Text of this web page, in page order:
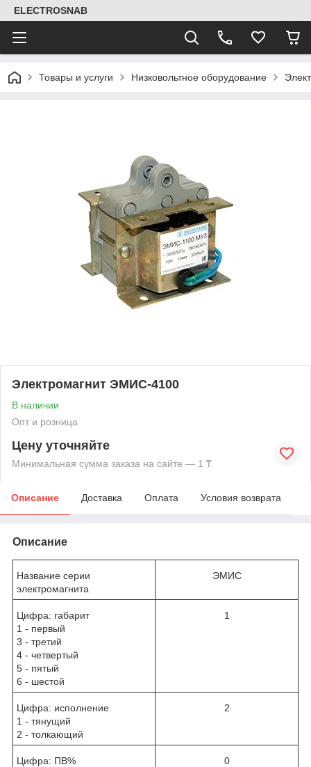
ELECTROSNAB
Товары и услуги Низковольтное оборудование
Электромагнит ЭМИС-4100
В наличии
Опт и розница
Цену уточняйте
Минимальная сумма заказа на сайте — 1 ₸
Описание Доставка Оплата Условия возврата
Описание
Название серии
электромагнита
ЭМИС
Цифра: габарит
1 - первый
3 - третий
4 - четвертый
5 - пятый
6 - шестой
1
Цифра: исполнение
1 - тянущий
2 - толкающий
2
Цифра: ПВ%
0